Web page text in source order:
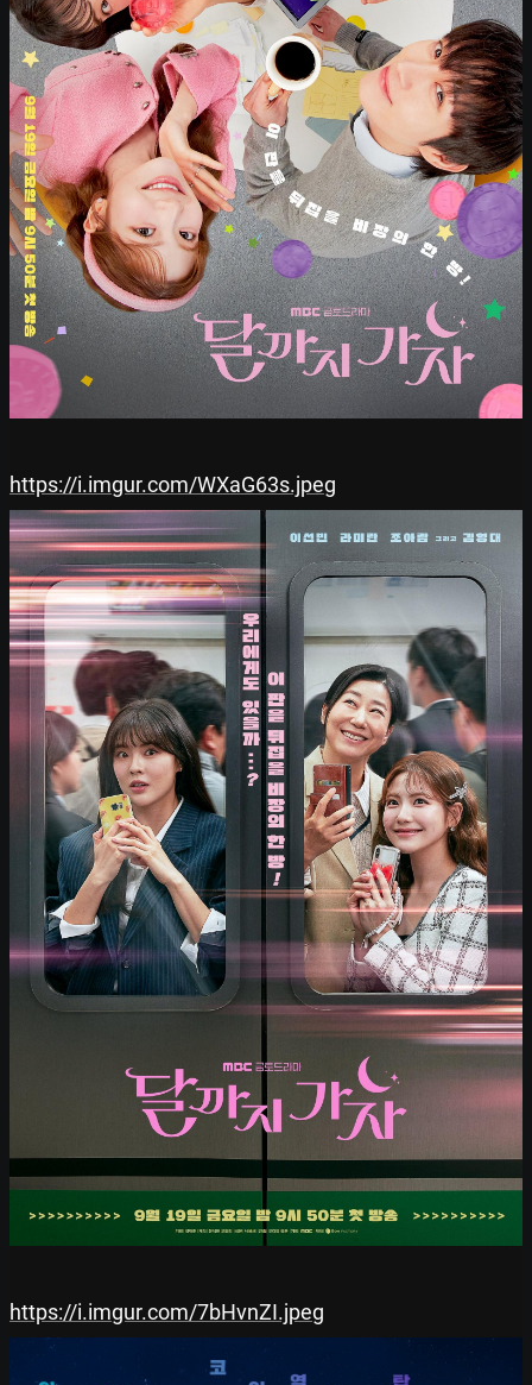
https://i.imgur.com/WXaG63s.jpeg
https://i.imgur.com/7bHvnZI.jpeg